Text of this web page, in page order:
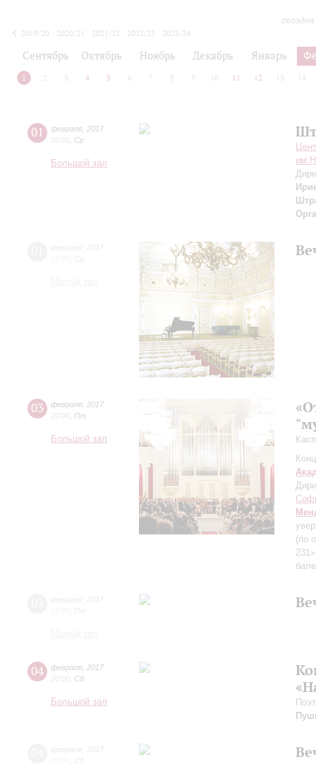
2019/20
2020/21 2021/22 2022/23
2023/24
Сентябрь Октябрь Ноябрь Декабрь Январь
1 2 3 4 5 6 7 8 9 10 11 12 13 14
01 февраля 2017
20:00 Ср
Большой зал
03 февраля 2017
20:00 Пт
Большой зал
(по
04 февраля 2017
20:00 Сб
Большой зал